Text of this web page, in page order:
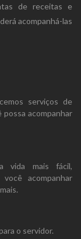
de receitas e
acompanhá-las
serviços de
possa acompanhar
vida mais fácil,
acompanhar
o servidor.